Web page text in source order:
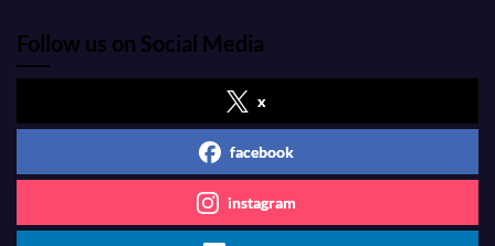
Follow us on Social Media
x
facebook
instagram